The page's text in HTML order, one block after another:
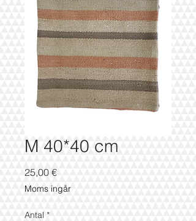
M 40*40 cm
25,00 €Pris
Moms ingår
Antal *